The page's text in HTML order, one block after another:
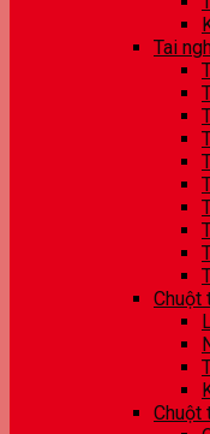
Tai
Chuột
Chuột